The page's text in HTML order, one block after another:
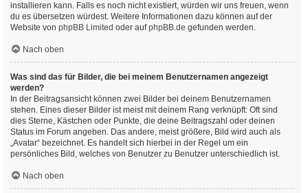
installieren kann. Falls es noch nicht existiert, würden wir uns freuen, wenn
du es übersetzen würdest. Weitere Informationen dazu können auf der
Website von phpBB Limited oder aufphpBB.de gefunden werden.
Nach oben
Was sind das für Bilder, die bei meinem Benutzernamen angezeigt
werden?
In der Beitragsansicht können zwei Bilder bei deinem Benutzernamen
stehen. Eines dieser Bilder ist meist mit deinem Rang verknüpft: Oft sind
dies Sterne, Kästchen oder Punkte, die deine Beitragszahl oder deinen
Status im Forum angeben. Das andere, meist größere, Bild wird auch als
„Avatar“ bezeichnet. Es handelt sich hierbei in der Regel um ein
persönliches Bild, welches von Benutzer zu Benutzer unterschiedlich ist.
Nach oben